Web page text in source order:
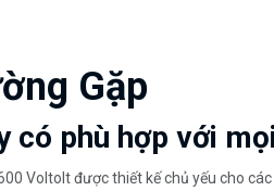
Gặp
có phù hợp với
Voltolt được thiết kế chủ yếu cho